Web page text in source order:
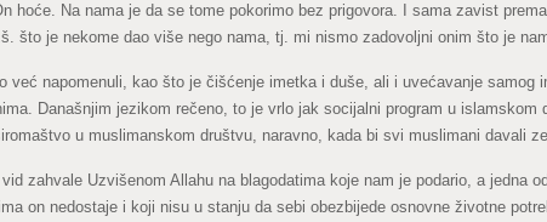
hoće. Na nama je da se tome pokorimo bez prigovora. I sama zavist
što je nekome dao više nego nama, tj. mi nismo zadovoljni onim što je
već napomenuli, kao što je čišćenje imetka i duše, ali i uvećavanje
Današnjim jezikom rečeno, to je vrlo jak socijalni program u
u muslimanskom društvu, naravno, kada bi svi muslimani davali
zahvale Uzvišenom Allahu na blagodatima koje nam je podario, a
on nedostaje i koji nisu u stanju da sebi obezbijede osnovne životne